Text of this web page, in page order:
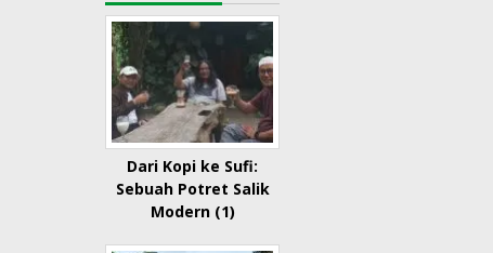
Dari Kopi ke Sufi:
Sebuah Potret Salik
Modern (1)